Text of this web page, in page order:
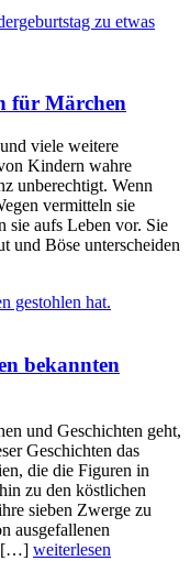
für Märchen
viele weitere
Kindern wahre
unberechtigt. Wenn
vermitteln sie
sie aufs Leben vor. Sie
und Böse unterscheiden
bekannten
und Geschichten geht,
Geschichten das
die die Figuren in
zu den köstlichen
sieben Zwerge zu
ausgefallenen
[…] weiterlesen